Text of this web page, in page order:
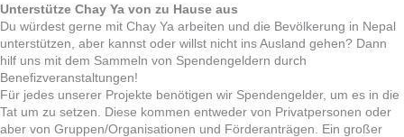
Unterstütze Chay Ya von zu Hause aus
Du würdest gerne mit Chay Ya arbeiten und die Bevölkerung in Nepal
unterstützen, aber kannst oder willst nicht ins Ausland gehen? Dann
hilf uns mit dem Sammeln von Spendengeldern durch
Benefizveranstaltungen!
Für jedes unserer Projekte benötigen wir Spendengelder, um es in die
Tat um zu setzen. Diese kommen entweder von Privatpersonen oder
aber von Gruppen/Organisationen und Förderanträgen. Ein großer